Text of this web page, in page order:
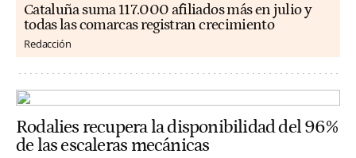
Cataluña suma 117.000 afiliados más en julio y
todas las comarcas registran crecimiento
Redacción
Rodalies recupera la disponibilidad del 96%
de las escaleras mecánicas